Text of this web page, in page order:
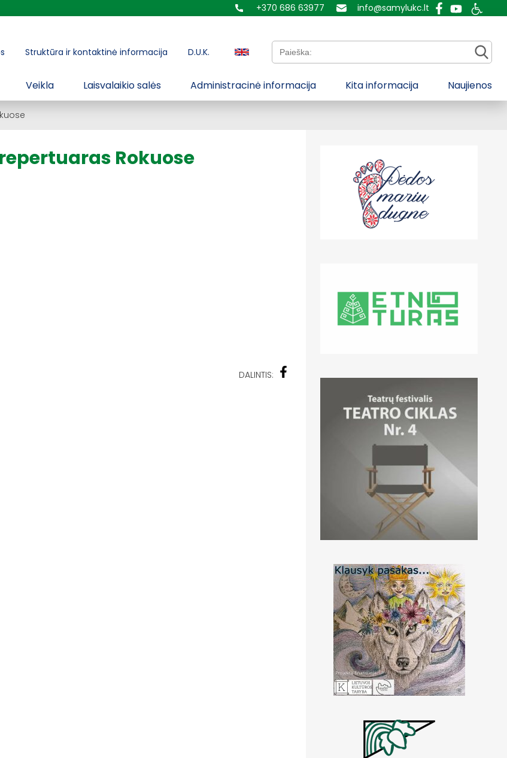
+370 686 63977 info@samylukc.lt
Struktūra ir kontaktinė informacija D.U.K. Paieška:
Veikla Laisvalaikio salės Administracinė informacija Kita informacija Naujienos
Rokuose
DALINTIS: